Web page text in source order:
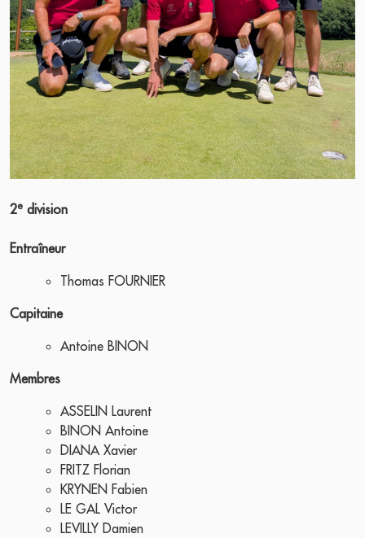
2e division
Entraîneur
Thomas FOURNIER
Capitaine
Antoine BINON
Membres
ASSELIN Laurent
BINON Antoine
DIANA Xavier
FRITZ Florian
KRYNEN Fabien
LE GAL Victor
LEVILLY Damien